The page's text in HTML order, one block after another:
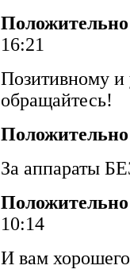
16:21
Позитивному и
обращайтесь!
За аппараты
10:14
И вам